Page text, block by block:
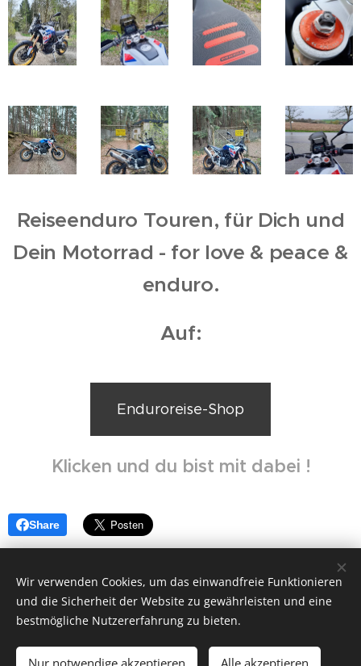
Reiseenduro Touren, für Dich und
Dein Motorrad - for love & peace &
enduro.
Auf:
Enduroreise-Shop
Klicken und du bist mit dabei !
Share
Ballerrosso UG (haftungsbeschränkt), 85253
Kleinberghofen, +49(0)17697678427 zw.18-20 Uhr
Wir verwenden Cookies, um das einwandfreie Funktionieren
und die Sicherheit der Website zu gewährleisten und eine
bestmögliche Nutzererfahrung zu bieten.
Nur notwendige akzeptieren Alle akzeptieren